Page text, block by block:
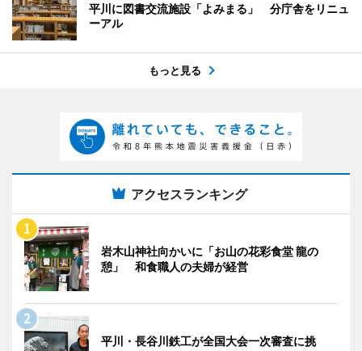
平川に図書交流施設「よみまる」 分庁舎をリニュ
ーアル
もっと見る
アクセスランキング
岩木山神社向かいに「お山の花彩食堂 龍の
憩」 和食職人の夫婦が経営
平川・長谷川鉄工が全国大会一次審査に挑